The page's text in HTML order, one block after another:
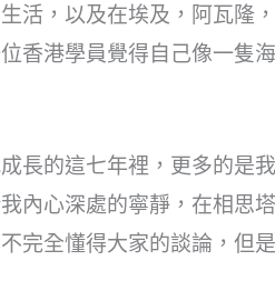
活，以及在埃及，阿瓦隆
香港學員覺得自己像一隻
長的這七年裡，更多的是
內心深處的寧靜，在相思
完全懂得大家的談論，但